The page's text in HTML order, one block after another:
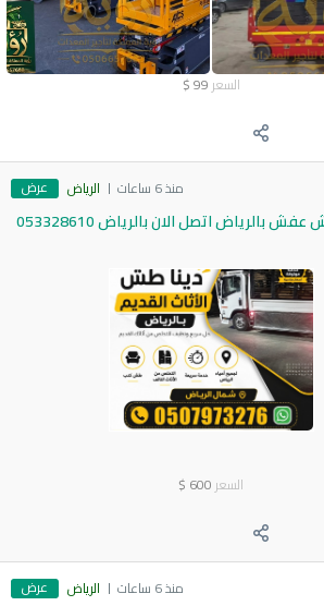
السعر 99
$
منذ 6 ساعات الرياض عرض
لوري نقل عفش عفش بالرياض اتصل الان بالرياض 053328610
السعر 600
$
منذ 6 ساعات الرياض عرض